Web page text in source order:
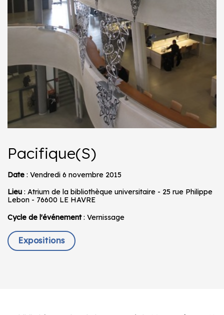
Pacifique(S)
Date : Vendredi 6 novembre 2015
Lieu : Atrium de la bibliothèque universitaire - 25 rue Philippe
Lebon - 76600 LE HAVRE
Cycle de l'événement: Vernissage
Expositions